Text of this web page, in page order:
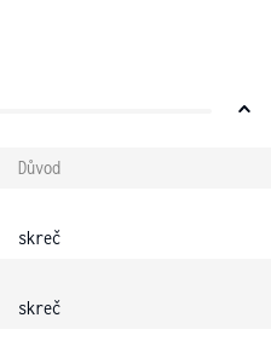
Důvod
skreč
skreč